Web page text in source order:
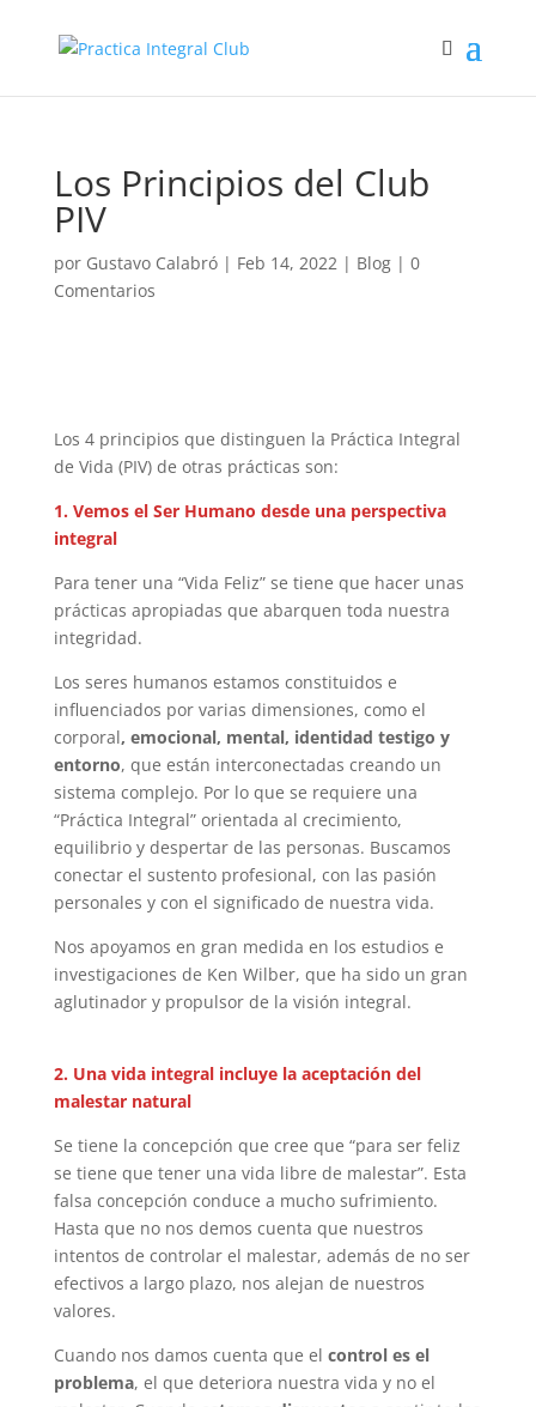
Los Principios del Club
PIV
por Gustavo Calabró| Feb 14, 2022| Blog| 0
Comentarios
Los 4 principios que distinguen la Práctica Integral
de Vida (PIV) de otras prácticas son:
1. Vemos el Ser Humano desde una perspectiva
integral
Para tener una “Vida Feliz” se tiene que hacer unas
prácticas apropiadas que abarquen toda nuestra
integridad.
Los seres humanos estamos constituidos e
influenciados por varias dimensiones, como el
corporal, emocional, mental, identidad testigo y
entorno, que están interconectadas creando un
sistema complejo. Por lo que se requiere una
“Práctica Integral” orientada al crecimiento,
equilibrio y despertar de las personas. Buscamos
conectar el sustento profesional, con las pasión
personales y con el significado de nuestra vida.
Nos apoyamos en gran medida en los estudios e
investigaciones de Ken Wilber, que ha sido un gran
aglutinador y propulsor de la visión integral.
2. Una vida integral incluye la aceptación del
malestar natural
Se tiene la concepción que cree que “para ser feliz
se tiene que tener una vida libre de malestar”. Esta
falsa concepción conduce a mucho sufrimiento.
Hasta que no nos demos cuenta que nuestros
intentos de controlar el malestar, además de no ser
efectivos a largo plazo, nos alejan de nuestros
valores.
Cuando nos damos cuenta que el control es el
problema, el que deteriora nuestra vida y no el